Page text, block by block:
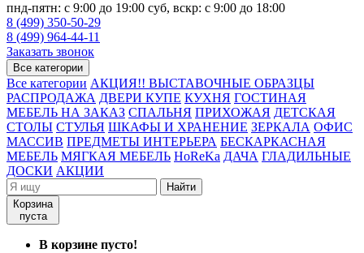
пнд-пятн: с 9:00 до 19:00 суб, вскр: с 9:00 до 18:00
8 (499) 350-50-29
8 (499) 964-44-11
Заказать звонок
Все категории
Все категории АКЦИЯ!! ВЫСТАВОЧНЫЕ ОБРАЗЦЫ
РАСПРОДАЖА ДВЕРИ КУПЕ КУХНЯ ГОСТИНАЯ
МЕБЕЛЬ НА ЗАКАЗ СПАЛЬНЯ ПРИХОЖАЯ ДЕТСКАЯ
СТОЛЫ СТУЛЬЯ ШКАФЫ И ХРАНЕНИЕ ЗЕРКАЛА ОФИС
МАССИВ ПРЕДМЕТЫ ИНТЕРЬЕРА БЕСКАРКАСНАЯ
МЕБЕЛЬ МЯГКАЯ МЕБЕЛЬ HoReKa ДАЧА ГЛАДИЛЬНЫЕ
ДОСКИ АКЦИИ
Найти
Корзина
пуста
В корзине пусто!